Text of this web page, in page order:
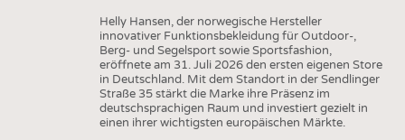
Helly Hansen, der norwegische Hersteller
innovativer Funktionsbekleidung für Outdoor-,
Berg- und Segelsport sowie Sportsfashion,
eröffnete am 31. Juli 2026 den ersten eigenen Store
in Deutschland. Mit dem Standort in der Sendlinger
Straße 35 stärkt die Marke ihre Präsenz im
deutschsprachigen Raum und investiert gezielt in
einen ihrer wichtigsten europäischen Märkte.